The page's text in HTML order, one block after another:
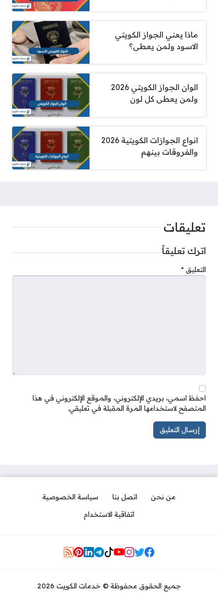
ماذا يعني الجواز الكويتي
الاسود ولمن يعطى؟
الوان الجواز الكويتي 2026
ولمن يعطى كل لون
انواع الجوازات الكويتية 2026
والفروقات بينهم
تعليقات
اترك تعليقاً
التعليق *
احفظ اسمي، بريدي الإلكتروني، والموقع الإلكتروني في هذا
المتصفح لاستخدامها المرة المقبلة في تعليقي.
من نحن اتصل بنا
سياسة الخصوصية
اتفاقية الاستخدام
Social Links
جميع الحقوق محفوظة © خدمات الكويت 2026